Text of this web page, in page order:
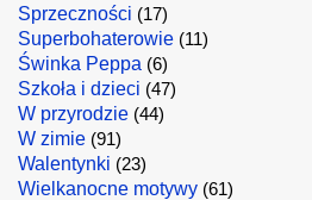
Sprzeczności (17)
Superbohaterowie (11)
Świnka Peppa (6)
Szkoła i dzieci (47)
W przyrodzie (44)
W zimie (91)
Walentynki (23)
Wielkanocne motywy (61)